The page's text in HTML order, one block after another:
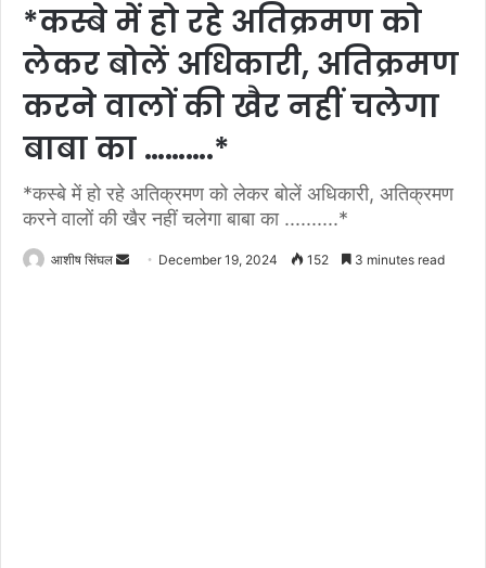
*कस्बे में हो रहे अतिक्रमण को
लेकर बोलें अधिकारी, अतिक्रमण
करने वालों की खैर नहीं चलेगा
बाबा का ……….*
*कस्बे में हो रहे अतिक्रमण को लेकर बोलें अधिकारी, अतिक्रमण
करने वालों की खैर नहीं चलेगा बाबा का ..........*
आशीष सिंघल
Send December 19, 2024 152 3 minutes read